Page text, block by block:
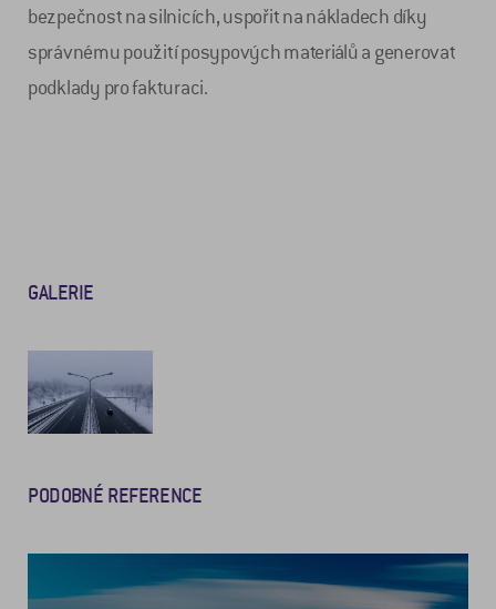
bezpečnost na silnicích, uspořit na nákladech díky
správnému použití posypových materiálů a generovat
podklady pro fakturaci.
GALERIE
PODOBNÉ REFERENCE